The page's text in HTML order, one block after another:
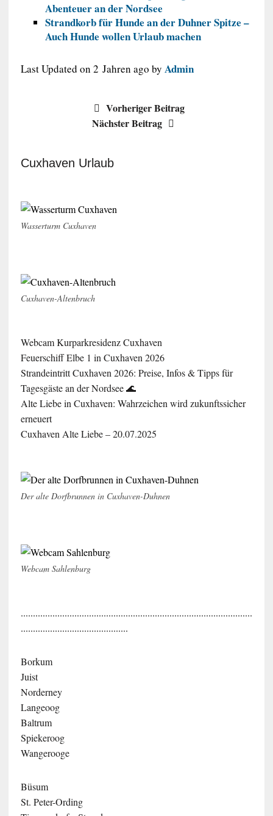
Abenteuer an der Nordsee
Strandkorb für Hunde an der Duhner Spitze –
Auch Hunde wollen Urlaub machen
Last Updated on 2 Jahren ago by Admin
Vorheriger Beitrag
Nächster Beitrag
Cuxhaven Urlaub
Wasserturm Cuxhaven
Cuxhaven-Altenbruch
Webcam Kurparkresidenz Cuxhaven
Feuerschiff Elbe 1 in Cuxhaven 2026
Strandeintritt Cuxhaven 2026: Preise, Infos & Tipps für
Tagesgäste an der Nordsee 🌊
Alte Liebe in Cuxhaven: Wahrzeichen wird zukunftssicher
erneuert
Cuxhaven Alte Liebe – 20.07.2025
Der alte Dorfbrunnen in Cuxhaven-Duhnen
Webcam Sahlenburg
...............................................................................................
............................................
Borkum
Juist
Norderney
Langeoog
Baltrum
Spiekeroog
Wangerooge
Büsum
St. Peter-Ording